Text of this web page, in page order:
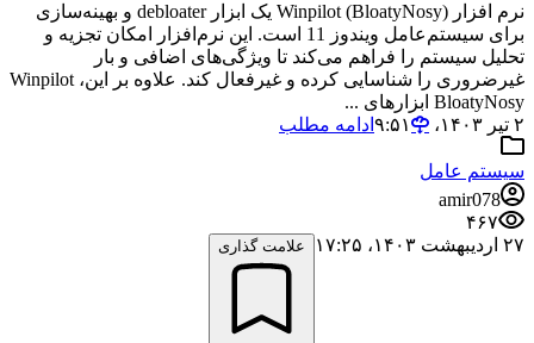
نرم افزار Winpilot (BloatyNosy) یک ابزار debloater و بهینه‌سازی
برای سیستم‌عامل ویندوز 11 است. این نرم‌افزار امکان تجزیه و
تحلیل سیستم را فراهم می‌کند تا ویژگی‌های اضافی و بار
غیرضروری را شناسایی کرده و غیرفعال کند. علاوه بر این، Winpilot
BloatyNosy ابزارهای ...
۲ تیر ۱۴۰۳،‏ ۹:۵۱
ادامه مطلب
سیستم عامل
amir078
۴۶۷
۲۷ اردیبهشت ۱۴۰۳،‏ ۱۷:۲۵
علامت گذاری